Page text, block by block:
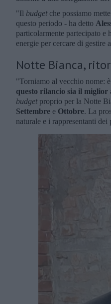
"Il budgetche possiamo
questo periodo - ha detto
particolarmente partecipato e
energie per cercare di gestire
Notte Bianca,
"Torniamo al vecchio nome:
questo rilancio sia il miglior
budgetproprio per la Notte
Settembre e Ottobre. La
naturale e i rappresentanti